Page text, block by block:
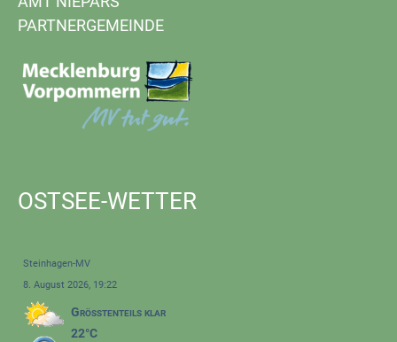
PARTNERGEMEINDE
OSTSEE-WETTER
Steinhagen-MV
8. August 2026, 19:22
Größtenteils klar
22°C